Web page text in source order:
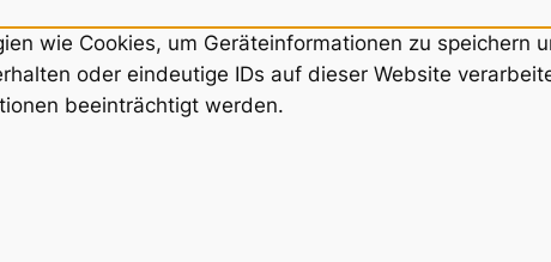
wie Cookies, um Geräteinformationen zu speichern
oder eindeutige IDs auf dieser Website
beeinträchtigt werden.